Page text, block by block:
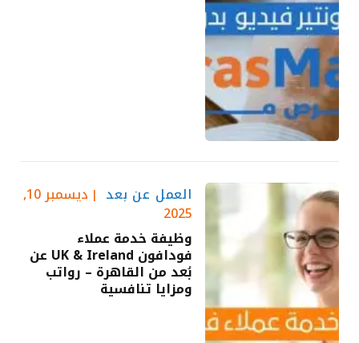
العمل عن بعد ديسمبر 10,
2025
وظيفة خدمة عملاء
فودافون UK & Ireland عن
بُعد من القاهرة – رواتب
ومزايا تنافسية